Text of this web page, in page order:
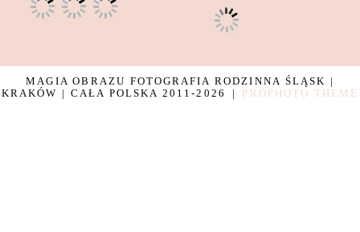
MAGIA OBRAZU FOTOGRAFIA RODZINNA ŚLĄSK |
KRAKÓW | CAŁA POLSKA 2011-2026
| PROPHOTO THEME